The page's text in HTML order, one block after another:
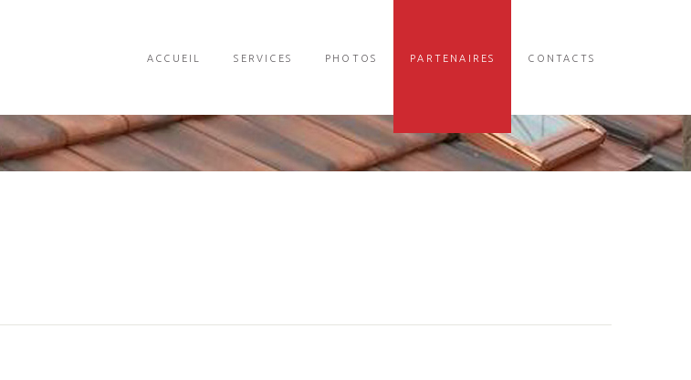
ACCUEIL SERVICES PHOTOS PARTENAIRES CONTACTS